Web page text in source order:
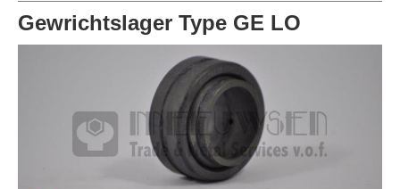
Gewrichtslager Type GE LO